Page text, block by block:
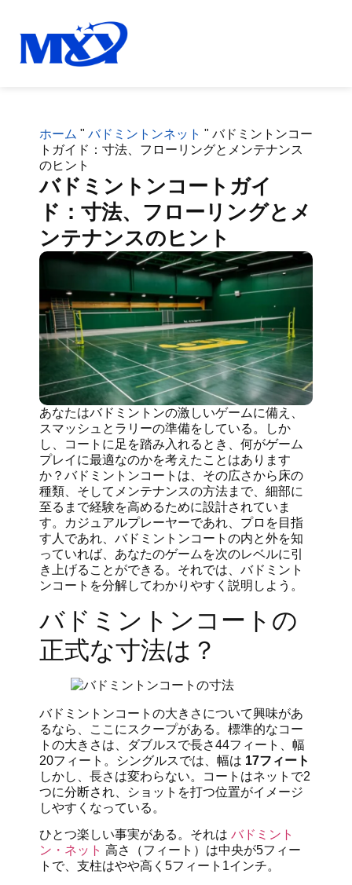
ホーム " バドミントンネット " バドミントンコー
トガイド：寸法、フローリングとメンテナンス
のヒント
バドミントンコートガイ
ド：寸法、フローリングとメ
ンテナンスのヒント
あなたはバドミントンの激しいゲームに備え、
スマッシュとラリーの準備をしている。しか
し、コートに足を踏み入れるとき、何がゲーム
プレイに最適なのかを考えたことはあります
か？バドミントンコートは、その広さから床の
種類、そしてメンテナンスの方法まで、細部に
至るまで経験を高めるために設計されていま
す。カジュアルプレーヤーであれ、プロを目指
す人であれ、バドミントンコートの内と外を知
っていれば、あなたのゲームを次のレベルに引
き上げることができる。それでは、バドミント
ンコートを分解してわかりやすく説明しよう。
バドミントンコートの
正式な寸法は？
バドミントンコートの大きさについて興味があ
るなら、ここにスクープがある。標準的なコー
トの大きさは、ダブルスで長さ44フィート、幅
20フィート。シングルスでは、幅は 17フィート
しかし、長さは変わらない。コートはネットで2
つに分断され、ショットを打つ位置がイメージ
しやすくなっている。
ひとつ楽しい事実がある。それは バドミント
ン・ネット 高さ（フィート）は中央が5フィー
トで、支柱はやや高く5フィート1インチ。